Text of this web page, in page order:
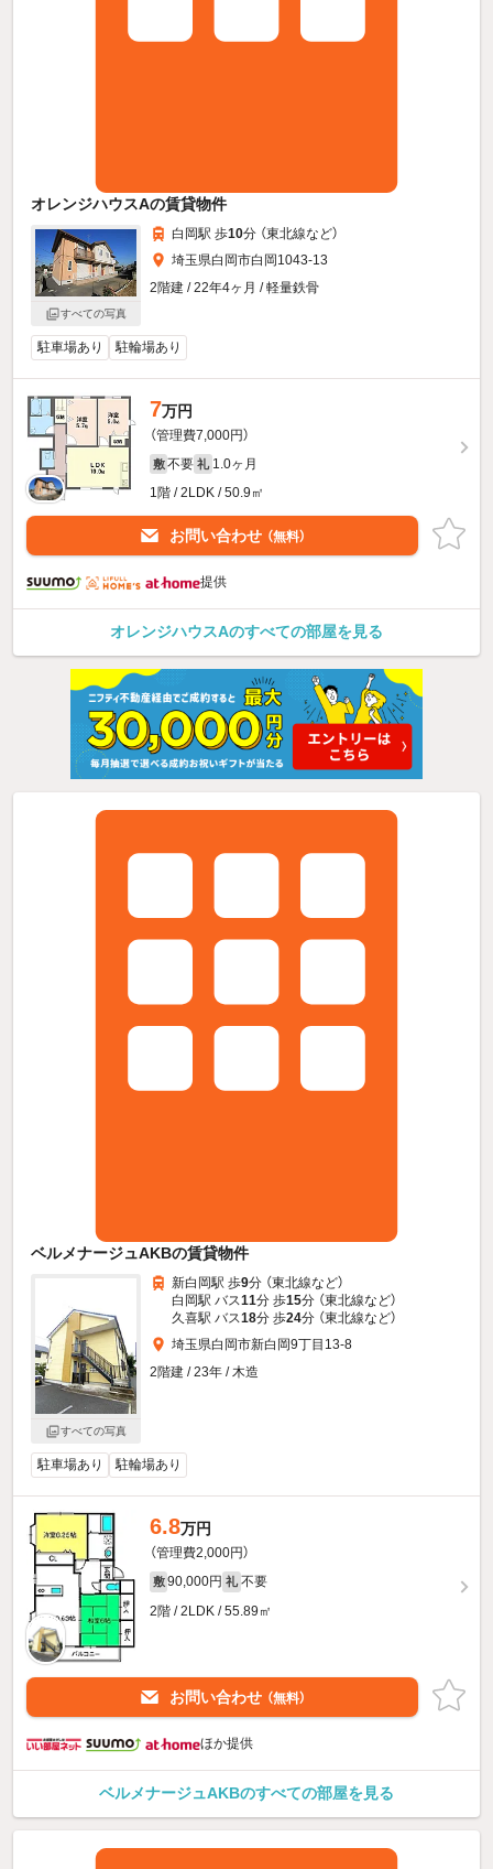
オレンジハウスAの賃貸物件
すべての写真
白岡駅 歩10分 （東北線など）
埼玉県白岡市白岡1043-13
2階建 / 22年4ヶ月 / 軽量鉄骨
駐車場あり 駐輪場あり
7万円
（管理費7,000円）
敷 不要 礼 1.0ヶ月
1階 / 2LDK / 50.9㎡
お問い合わせ （無料）
提供
オレンジハウスAのすべての部屋を見る
ベルメナージュAKBの賃貸物件
すべての写真
新白岡駅 歩9分 （東北線など）
白岡駅 バス11分 歩15分 （東北線など）
久喜駅 バス18分 歩24分 （東北線など）
埼玉県白岡市新白岡9丁目13-8
2階建 / 23年 / 木造
駐車場あり 駐輪場あり
6.8万円
（管理費2,000円）
敷 90,000円 礼 不要
2階 / 2LDK / 55.89㎡
お問い合わせ （無料）
ほか提供
ベルメナージュAKBのすべての部屋を見る